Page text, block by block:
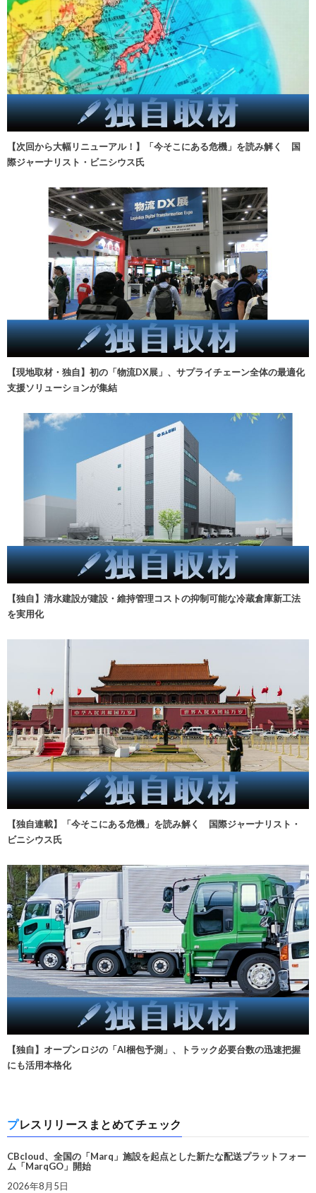
【次回から大幅リニューアル！】「今そこにある危機」を読み解く 国
際ジャーナリスト・ビニシウス氏
【現地取材・独自】初の「物流DX展」、サプライチェーン全体の最適化
支援ソリューションが集結
【独自】清水建設が建設・維持管理コストの抑制可能な冷蔵倉庫新工法
を実用化
【独自連載】「今そこにある危機」を読み解く 国際ジャーナリスト・
ビニシウス氏
【独自】オープンロジの「AI梱包予測」、トラック必要台数の迅速把握
にも活用本格化
プレスリリースまとめてチェック
CBcloud、全国の「Marq」施設を起点とした新たな配送プラットフォー
ム「MarqGO」開始
2026年8月5日